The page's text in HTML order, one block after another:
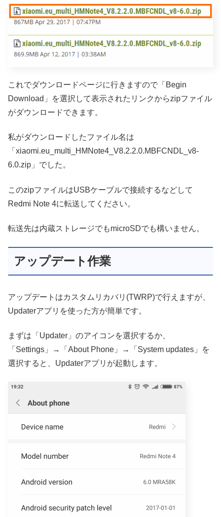
これでダウンロードページに行きますので「Begin
Download」を選択して表示されたリンクからzipファイル
がダウンロードできます。
私がダウンロードしたファイル名は
「xiaomi.eu_multi_HMNote4_V8.2.2.0.MBFCNDL_v8-
6.0.zip」でした。
このzipファイルはUSBケーブルで接続するなどして
Redmi Note 4に転送してください。
転送先は内蔵ストレージでもmicroSDでも構いません。
アップデート作業
アップデートはカスタムリカバリ(TWRP)で行えますが、
Updaterアプリを使った方が簡単です。
まずは「Updater」のアイコンを選択するか、
「Settings」→「About Phone」→「System updates」を
選択すると、Updaterアプリが起動します。